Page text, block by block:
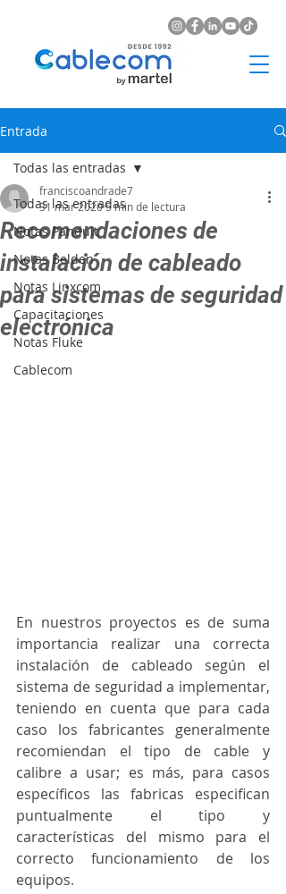
Entrada
Todas las entradas
Notas Panduit
Notas Belden
Notas Linxcom
Capacitaciones
Notas Fluke
Cablecom
Todas las entradas
Recomendaciones de
instalación de cableado
para sistemas de seguridad
electrónica
franciscoandrade7
31 mar 20205 min de lectura
En nuestros proyectos es de suma
importancia realizar una correcta
instalación de cableado según el
sistema de seguridad a implementar,
teniendo en cuenta que para cada
caso los fabricantes generalmente
recomiendan el tipo de cable y
calibre a usar; es más, para casos
específicos las fabricas especifican
puntualmente el tipo y
características del mismo para el
correcto funcionamiento de los
equipos.